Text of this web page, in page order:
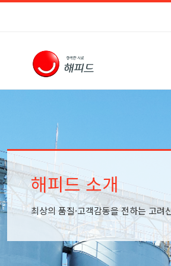
해피드 소개
최상의 품질·고객감동을 전하는 고려